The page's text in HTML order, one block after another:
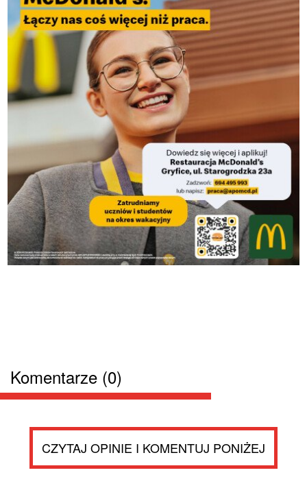
Komentarze (0)
CZYTAJ OPINIE I KOMENTUJ PONIŻEJ